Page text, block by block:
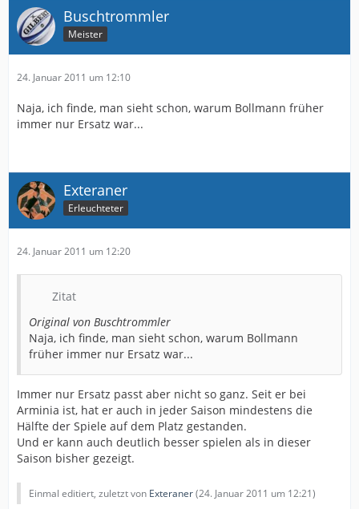
Buschtrommler
Meister
24. Januar 2011 um 12:10
Naja, ich finde, man sieht schon, warum Bollmann früher
immer nur Ersatz war...
Exteraner
Erleuchteter
24. Januar 2011 um 12:20
Zitat
Original von Buschtrommler
Naja, ich finde, man sieht schon, warum Bollmann
früher immer nur Ersatz war...
Immer nur Ersatz passt aber nicht so ganz. Seit er bei
Arminia ist, hat er auch in jeder Saison mindestens die
Hälfte der Spiele auf dem Platz gestanden.
Und er kann auch deutlich besser spielen als in dieser
Saison bisher gezeigt.
Einmal editiert, zuletzt von Exteraner(24. Januar 2011 um 12:21)